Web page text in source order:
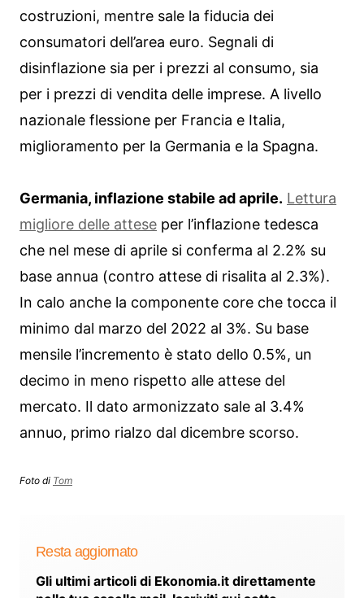
costruzioni, mentre sale la fiducia dei
consumatori dell’area euro. Segnali di
disinflazione sia per i prezzi al consumo, sia
per i prezzi di vendita delle imprese. A livello
nazionale flessione per Francia e Italia,
miglioramento per la Germania e la Spagna.
Germania, inflazione stabile ad aprile. Lettura
migliore delle attese per l’inflazione tedesca
che nel mese di aprile si conferma al 2.2% su
base annua (contro attese di risalita al 2.3%).
In calo anche la componente core che tocca il
minimo dal marzo del 2022 al 3%. Su base
mensile l’incremento è stato dello 0.5%, un
decimo in meno rispetto alle attese del
mercato. Il dato armonizzato sale al 3.4%
annuo, primo rialzo dal dicembre scorso.
Foto di Tom
Resta aggiornato
Gli ultimi articoli di Ekonomia.it direttamente